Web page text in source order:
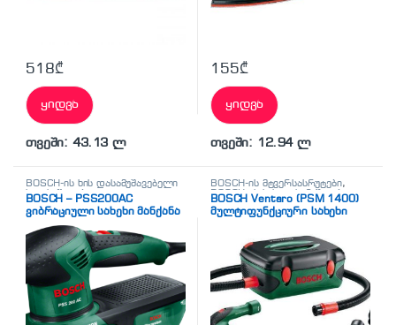
518₾
ყიდვა
თვეში: 43.13 ლ
155₾
ყიდვა
თვეში: 12.94 ლ
BOSCH-ის ხის დასამუშავებელი
ხელსაწყოები
BOSCH – PSS200AC
ვიბრაციული სახეხი მანქანა
BOSCH-ის მტვერსასრუტები,
BOSCH-ის ხის დასამუშავებელი
ხელსაწყოები
BOSCH Ventaro (PSM 1400)
მულტიფუნქციური სახეხი